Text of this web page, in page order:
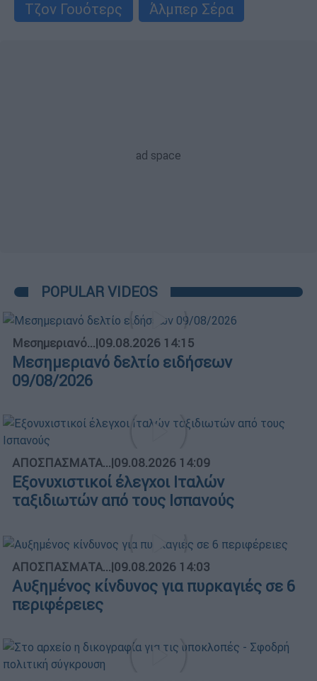
Τζον Γουότερς
Άλμπερ Σέρα
POPULAR VIDEOS
Μεσημεριανό...|09.08.2026 14:15
Μεσημεριανό δελτίο ειδήσεων
09/08/2026
ΑΠΟΣΠΑΣΜΑΤΑ...|09.08.2026 14:09
Εξονυχιστικοί έλεγχοι Ιταλών
ταξιδιωτών από τους Ισπανούς
ΑΠΟΣΠΑΣΜΑΤΑ...|09.08.2026 14:03
Αυξημένος κίνδυνος για πυρκαγιές σε 6
περιφέρειες